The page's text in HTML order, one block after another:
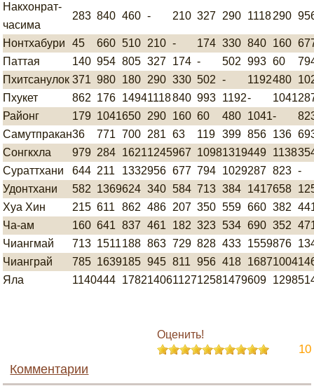
Накхонрат-
часима
283 840 460 - 210 327 290 1118290
Нонтхабури 45 660 510 210 - 174 330 840 160
Паттая
140 954 805 327 174 - 502 993 60
Пхитсанулок 371 980 180 290 330 502 - 1192480
Пхукет
862 176 14941118840 993 1192- 1041
Районг
179 1041650 290 160 60 480 1041-
Самутпракан36 771 700 281 63 119 399 856 136
Сонгкхла
979 284 16211245967 10981319449 1138
Сураттхани
644 211 1332956 677 794 1029287 823 -
Удонтхани
582 1369624 340 584 713 384 1417658
Хуа Хин
215 611 862 486 207 350 559 660 382
Ча-ам
160 641 837 461 182 323 534 690 352
Чиангмай
713 1511188 863 729 828 433 1559876
Чианграй
785 1639185 945 811 956 418 16871004
Яла
1140444 17821406112712581479609 1298
Оценить!
10
Комментарии